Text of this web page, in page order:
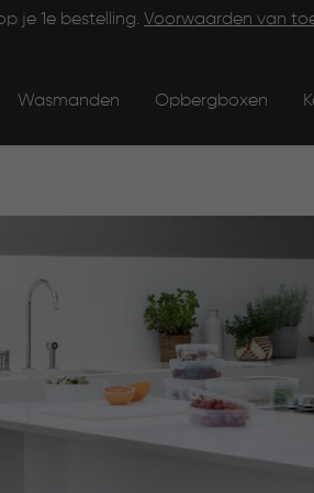
je 1e bestelling. Voorwaarden van
Wasmanden Opbergboxen